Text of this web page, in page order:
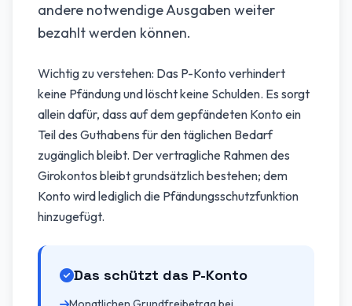
andere notwendige Ausgaben weiter
bezahlt werden können.
Wichtig zu verstehen: Das P-Konto verhindert
keine Pfändung und löscht keine Schulden. Es sorgt
allein dafür, dass auf dem gepfändeten Konto ein
Teil des Guthabens für den täglichen Bedarf
zugänglich bleibt. Der vertragliche Rahmen des
Girokontos bleibt grundsätzlich bestehen; dem
Konto wird lediglich die Pfändungsschutzfunktion
hinzugefügt.
Das schützt das P-Konto